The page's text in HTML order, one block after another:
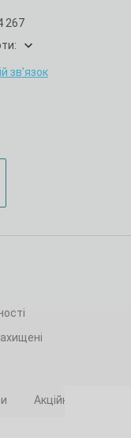
267
зв’язок
Акційні товари